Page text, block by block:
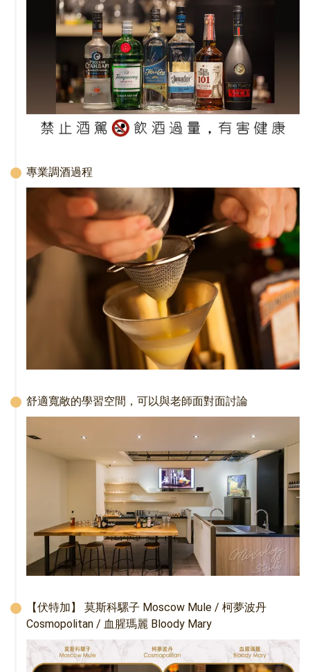
專業調酒過程
舒適寬敞的學習空間，可以與老師面對面討論
【伏特加】 莫斯科騾子 Moscow Mule / 柯夢波丹
Cosmopolitan / 血腥瑪麗 Bloody Mary